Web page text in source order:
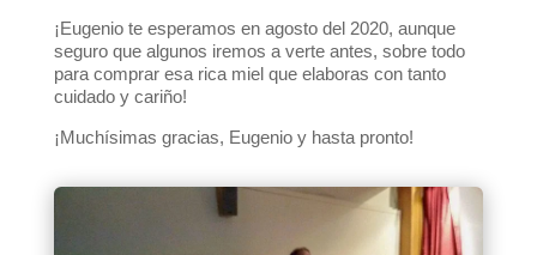
¡Eugenio te esperamos en agosto del 2020, aunque
seguro que algunos iremos a verte antes, sobre todo
para comprar esa rica miel que elaboras con tanto
cuidado y cariño!
¡Muchísimas gracias, Eugenio y hasta pronto!